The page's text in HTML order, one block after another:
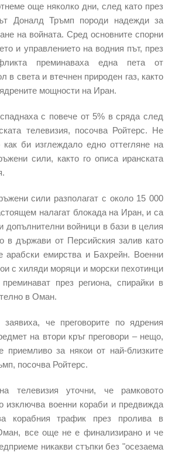
още няколко дни, след като през
Доналд Тръмп породи надеждиза
на войната. Сред основните спорни
и управлението на водния път, през
преминаваха една пета от
в света и втечнен природен газ, както
мощности на Иран.
с повече от 5% в сряда след
телевизия, посочва Ройтерс. Не
как би изглеждало едно оттегляне на
сили, както го описа иранската
сили разполагат с около 15 000
налагат блокада на Иран, и са
допълнителни войници в бази в целия
в държави от Персийския залив като
арабски емирства и Бахрейн. Военни
с хиляди моряци и морски пехотинци
през региона, спирайки в
в Оман.
заявиха, че преговорите по ядрения
на втори кръг преговори – нещо,
за някои от най-близките
посочва Ройтерс.
телевизия уточни, че рамковото
изключва военни кораби и предвижда
корабния трафик през пролива в
все още не е финализирано и че
никакви стъпки без "осезаема